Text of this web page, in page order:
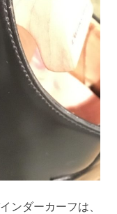
ンダーカーフは、